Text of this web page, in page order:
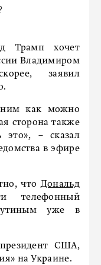
Трамп хочет
Владимиром
заявил
ним как можно
сторона также
это», – сказал
в эфире
чтоДональд
телефонный
уже в
США,
на Украине.